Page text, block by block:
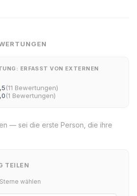
ERFASST VON EXTERNEN
(11 Bewertungen)
(1 Bewertungen)
— sei die erste Person, die ihre
TEILEN
Sterne wählen